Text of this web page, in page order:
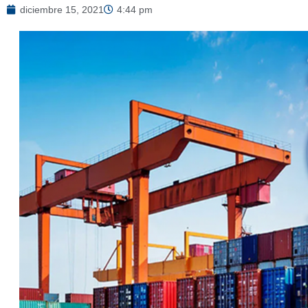
diciembre 15, 2021 4:44 pm